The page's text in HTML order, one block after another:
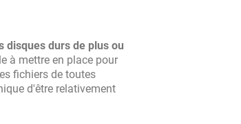
disques durs de plus ou
à mettre en place pour
fichiers de toutes
d'être relativement